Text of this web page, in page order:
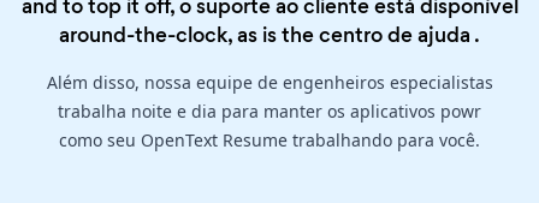
and to top it off, o suporte ao cliente está disponível
around-the-clock, as is thecentro de ajuda .
Além disso, nossa equipe de engenheiros especialistas
trabalha noite e dia para manter os aplicativos powr
como seu OpenText Resume trabalhando para você.